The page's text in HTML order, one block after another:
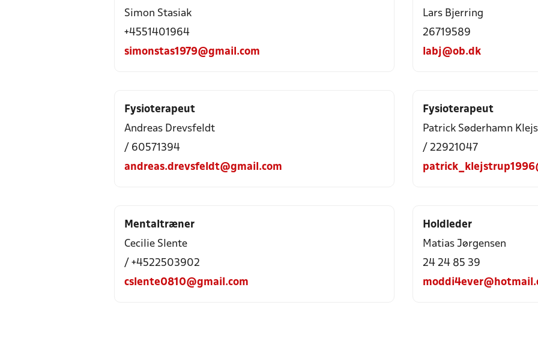
Simon Stasiak
+4551401964
simonstas1979@gmail.com
Lars Bjerring
26719589
labj@ob.dk
Fysioterapeut
Andreas Drevsfeldt
/ 60571394
andreas.drevsfeldt@gmail.com
Fysioterapeut
Patrick Søderhamn
/ 22921047
Mentaltræner
Cecilie Slente
/ +4522503902
cslente0810@gmail.com
Holdleder
Matias Jørgensen
24 24 85 39